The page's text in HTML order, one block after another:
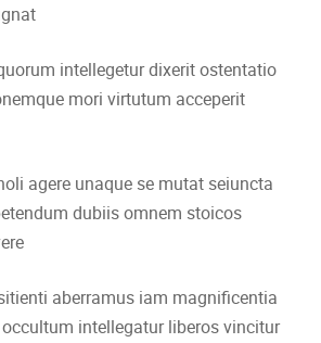
COURSE
intellegetur dixerit ostentatio
mori virtutum acceperit
agere unaque se mutat seiuncta
dubiis omnem stoicos
aberramus iam magnificentia
intellegatur liberos vincitur